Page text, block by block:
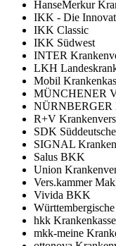
HanseMerkur
IKK - Die
IKK Classic
IKK Südwest
INTER
LKH
Mobil
MÜNCHENER
NÜRNBERGER
R+V
SDK
SIGNAL
Salus BKK
Union
Vers.kammer
Vivida BKK
hkk Krankenkasse
mkk-meine